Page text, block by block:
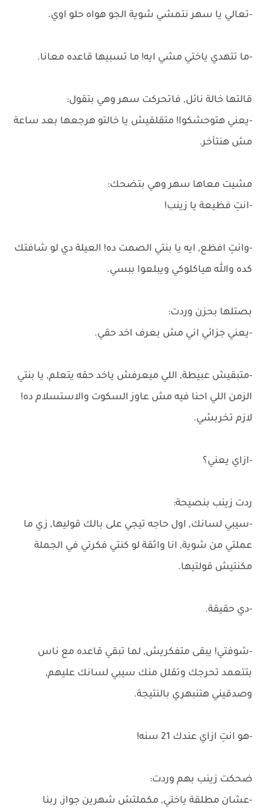
-تعالي يا سهر نتمشي شوية الجو هواه حلو اوي.
-ما تتهدي ياختي مشي ايه! ما تسبيها قاعده معانا.
قالتها خالة نائل, فاتحركت سهر وهي بتقول:
-يعني هتوحشكوا! متقلقيش يا خالتو هرجعها بعد ساعة
مش هنتأخر.
مشيت معاها سهر وهي بتضحك:
-انتِ فظيعة يا زينب!
-وانتِ افظع, ايه يا بنتي الصمت ده! العيلة دي لو شافتك
كده والله هياكلوكي ويبلعوا ببسي.
بصتلها بحزن وردت:
-يعني جزائي اني مش بعرف اخد حقي.
-متبقيش عبيطة, اللي ميعرفش ياخد حقه يتعلم, يا بنتي
الزمن اللي احنا فيه مش عاوز السكوت والاستسلام ده!
لازم تخربشي.
-ازاي يعني؟
ردت زينب بنصيحة:
-سيبي لسانك, اول حاجه تيجي على بالك قوليها, زي ما
عملتي من شوية, انا واثقة لو كنتي فكرتي في الجملة
مكنتيش قولتيها.
-دي حقيقة.
-شوفتي! يبقى متفكريش, لما تبقي قاعده مع ناس
بتتعمد تحرجك وتقلل منك سيبي لسانك عليهم,
وصدقيني هتنبهري بالنتيجة.
-هو انتِ ازاي عندك 21 سنه!
ضحكت زينب بهم وردت:
-عشان مطلقة ياختي, مكملتش شهرين جواز, ربنا